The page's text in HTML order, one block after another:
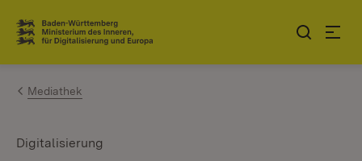
Zum Inhalt springen
Link zur Startseite
Mediathek
Digitalisierung